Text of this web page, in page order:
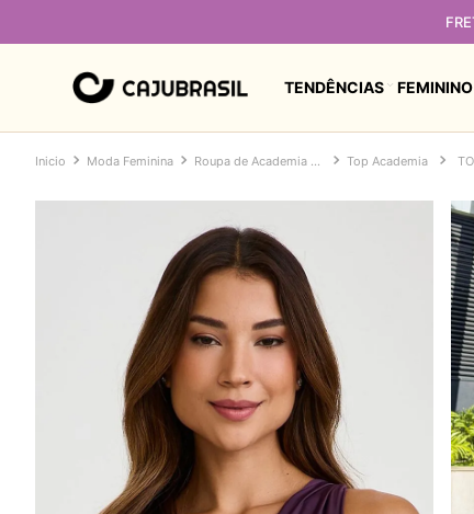
TENDÊNCIAS FEMININO
Moda Feminina Roupa de Academia Feminina Top Academia